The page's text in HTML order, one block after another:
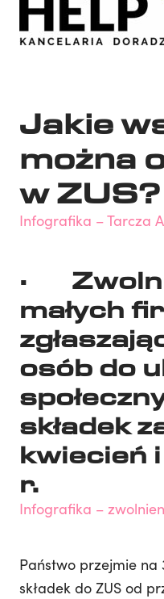
Jakie
można
w ZUS?
Infografika – Tarcza
·
małych
osób do
składek
kwiecień
r.
Infografika –
Państwo przejmie na
składek do ZUS od